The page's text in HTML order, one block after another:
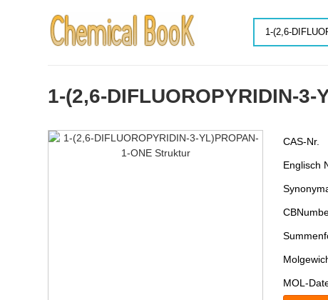
1-(2,6-DIFLUOROPYRIDIN-3-
CAS-Nr.
Englisch
MOL-